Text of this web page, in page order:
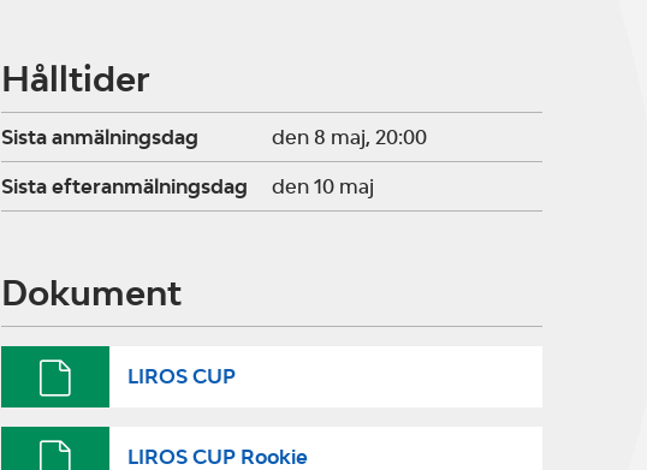
Hålltider
Sista anmälningsdag den 8 maj, 20:00
Sista efteranmälningsdag den 10 maj
Dokument
LIROS CUP
LIROS CUP Rookie